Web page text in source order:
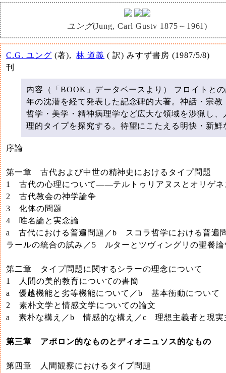
ユング(Jung, Carl Gustv 1875～1961)
C.G. ユング (著),‎ 林 道義 ( 訳) みすず書房 (1987/5/8)
刊
内容（「BOOK」データベースより） フロイトと
年の沈潜を経て発表した記念碑的大著。神話・宗教
哲学・美学・精神病理学など広大な領域を渉猟し、
理的タイプを探究する。待望にこたえる明快・新鮮
序論
第一章 古代および中世の精神史におけるタイプ問題
1 古代の心理について――テルトゥリアヌスとオリゲネ
2 古代教会の神学論争
3 化体の問題
4 唯名論と実念論
a 古代における普遍問題／b スコラ哲学における普遍
ラールの統合の試み／5 ルターとツヴィングリの聖餐論
第二章 タイプ問題に関するシラーの理念について
1 人間の美的教育についての書簡
a 優越機能と劣等機能について／b 基本衝動について
2 素朴文学と情感文学についての論文
a 素朴な構え／b 情感的な構え／c 理想主義者と現実
第三章 アポロン的なものとディオニュソス的なもの
第四章 人間観察におけるタイプ問題